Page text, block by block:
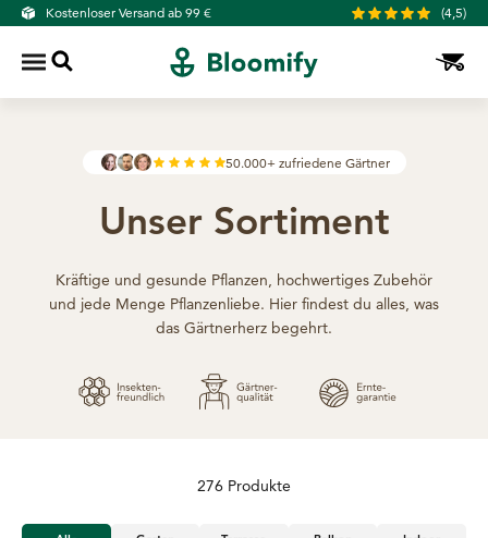
Zum Inhalt springen
Kostenloser Versand ab 99 € (4,5)
Navigationsmenü öffnen
Suche öffnen BLOOMIFY
50.000+ zufriedene Gärtner
Unser Sortiment
Kräftige und gesunde Pflanzen, hochwertiges Zubehör
und jede Menge Pflanzenliebe. Hier findest du alles, was
das Gärtnerherz begehrt.
276 Produkte